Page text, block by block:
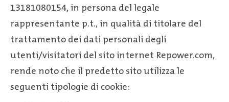
13181080154, in persona del legale
rappresentante p.t., in qualità di titolare del
trattamento dei dati personali degli
utenti/visitatori del sito internet Repower.com,
rende noto che il predetto sito utilizza le
seguenti tipologie di cookie: